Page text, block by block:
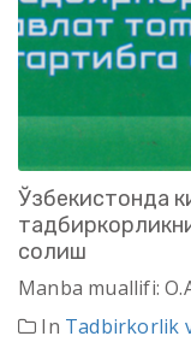
Ўзбекистонда
солиш
Manba muallifi:
In Tadbirkorlik